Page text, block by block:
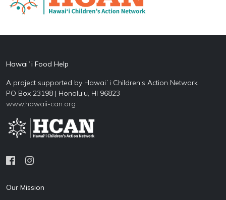
Hawaiʻi Food Help
A project supported by Hawaiʻi Children's Action Network
PO Box 23198 | Honolulu, HI 96823
www.hawaii-can.org
Our Mission